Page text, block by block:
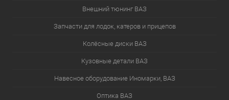
Внешний тюнинг ВАЗ
Запчасти для лодок, катеров и прицепов
Колёсные диски ВАЗ
Кузовные детали ВАЗ
Навесное оборудование Иномарки, ВАЗ
Оптика ВАЗ